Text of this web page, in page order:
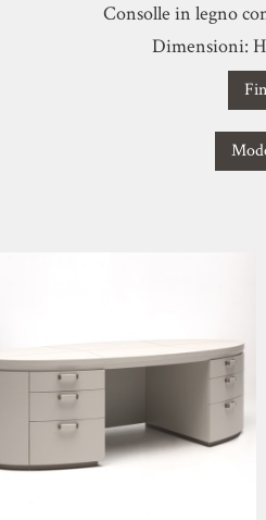
Consolle in legno
Dimensioni: